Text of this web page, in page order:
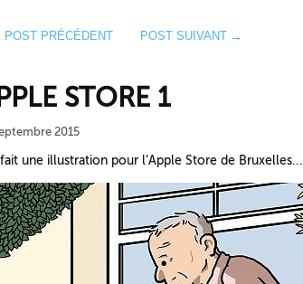
PRÉCÉDENT POST SUIVANT →
STORE 1
2015
fait une illustration pour l’Apple Store de Bruxelles...